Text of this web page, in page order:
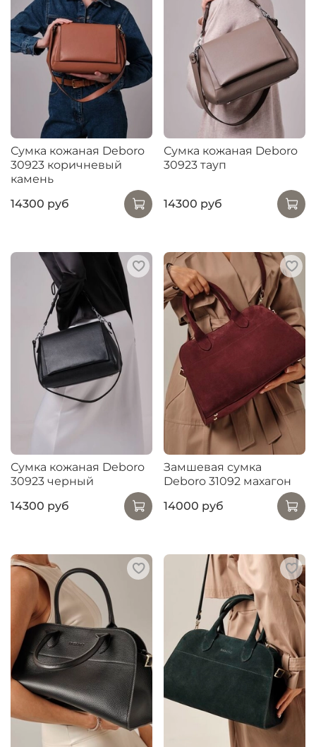
Сумка кожаная Deboro
30923 коричневый
камень
14300 руб
Сумка кожаная Deboro
30923 тауп
14300 руб
Сумка кожаная Deboro
30923 черный
14300 руб
Замшевая сумка
Deboro 31092 махагон
14000 руб